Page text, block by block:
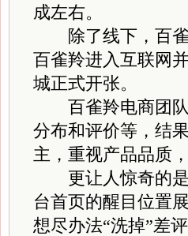
成左右。
除了线下，百雀
百雀羚进入互联网
城正式开张。
百雀羚电商团队
分布和评价等，结
主，重视产品品质
更让人惊奇的是
台首页的醒目位置
想尽办法“洗掉”差